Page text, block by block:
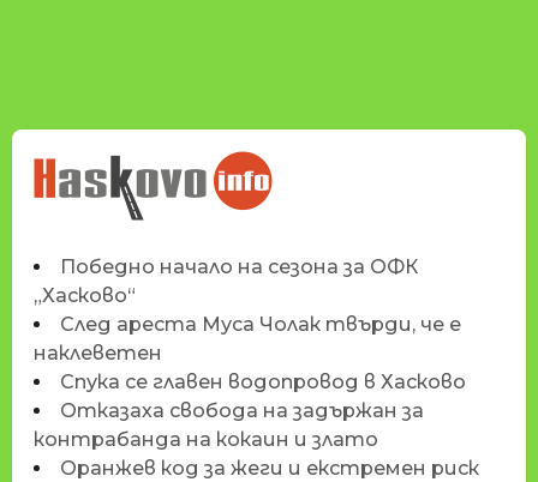
НОВИНИТЕ НА
HASKOVO.INFO
Победно начало на сезона за ОФК
„Хасково“
След ареста Муса Чолак твърди, че е
наклеветен
Спука се главен водопровод в Хасково
Отказаха свобода на задържан за
контрабанда на кокаин и злато
Оранжев код за жеги и екстремен риск